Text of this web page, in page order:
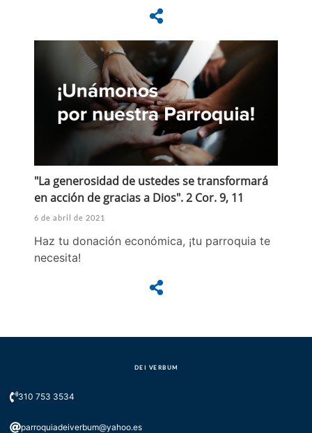
"La generosidad de ustedes se transformará
en acción de gracias a Dios". 2 Cor. 9, 11
6 de abril de 2021
Haz tu donación económica, ¡tu parroquia te
necesita!
DEI VERBUM
310 753 3534
parroquiadeiverbum@yahoo.es